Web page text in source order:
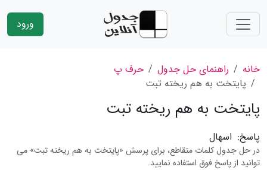
ورود
خانه راهنمای حل جدول
حرف پ
پایتخت به هم ریخته تبت
پایتخت به هم ریخته تبت
پاسخ: اسهال
در حل جدول کلمات متقاطع، برای پرسش «پایتخت به هم ریخته تبت» می
توانید از پاسخ فوق استفاده نمایید.